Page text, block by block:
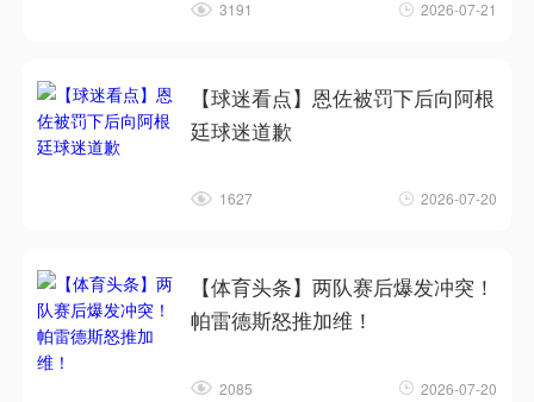
3191 2026-07-21
【球迷看点】恩佐被罚下后向阿根
廷球迷道歉
1627 2026-07-20
【体育头条】两队赛后爆发冲突！
帕雷德斯怒推加维！
2085 2026-07-20